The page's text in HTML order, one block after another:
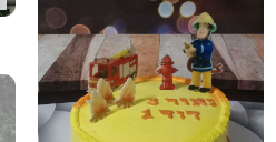
אלת המתוקים